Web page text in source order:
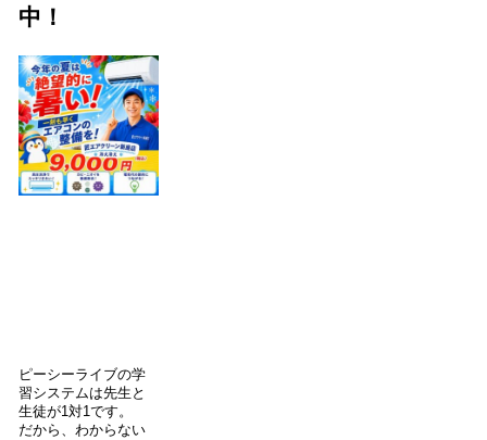
中！
ピーシーライブの学
習システムは先生と
生徒が1対1です。
だから、わからない